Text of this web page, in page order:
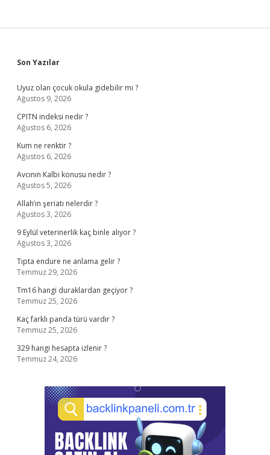
Sidebar
Son Yazılar
Uyuz olan çocuk okula gidebilir mi ?
Ağustos 9, 2026
CPITN indeksi nedir ?
Ağustos 6, 2026
Kum ne renktir ?
Ağustos 6, 2026
Avcının Kalbi konusu nedir ?
Ağustos 5, 2026
Allah’ın şeriatı nelerdir ?
Ağustos 3, 2026
9 Eylül veterinerlik kaç binle alıyor ?
Ağustos 3, 2026
Tıpta endure ne anlama gelir ?
Temmuz 29, 2026
Tm16 hangi duraklardan geçiyor ?
Temmuz 25, 2026
Kaç farklı panda türü vardır ?
Temmuz 25, 2026
329 hangi hesapta izlenir ?
Temmuz 24, 2026